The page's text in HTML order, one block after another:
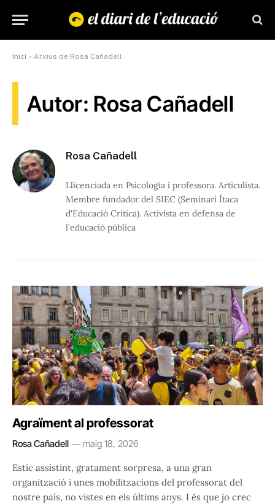
Inici » Arxius de Rosa Cañadell
Autor: Rosa Cañadell
Rosa Cañadell
Llicenciada en Psicologia i professora. Articulista.
Membre fundador del SIEC (Seminari Ítaca
d'Educació Crítica). Activista en defensa de
l'educació pública
Agraïment al professorat
Rosa Cañadell maig 18, 2026
Estic assistint, gratament sorpresa, a una gran
organització i unes mobilitzacions del professorat del
nostre país, no vistes en els últims anys. I és que jo crec